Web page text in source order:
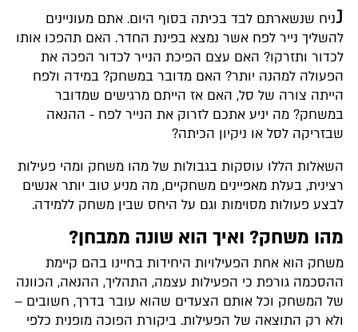
נניח שנשארתם לבד בכיתה בסוף היום. אתם מעוניינים
להשליך נייר לפח אשר נמצא בפינת החדר. האם תהפכו אותו
לכדור ותזרקו? האם עצם הפיכת הנייר לכדור הפכה את
הפעולה למהנה יותר? האם מדובר במשחק? במידה ולפח
הייתה צורה של סל, האם אז הייתם מרגישים שמדובר
במשחק? מה יניע אתכם לזרוק את הנייר לפח - ההנאה
שבזריקה לסל או ניקיון הכיתה?
השאלות הללו עוסקות בגבולות של מהו משחק ומהי פעילות
רצינית, בעלת מאפיינים משחקיים, מה מניע טוב יותר אנשים
לבצע פעולות מסוימות וגם על היחס שבין משחק ללמידה.
מהו משחק? ואיך הוא שונה ממבחן?
משחק הוא אחת הפעילויות היחידות בחיינו בהם קיימת
ההסכמה גורפת כי הפעילות עצמה, התהליך, ההנאה, הכוונה
של המשחק וכל אותם הצעדים שהוא עובר בדרך, חשובים –
ולא רק התוצאה של הפעילות. ביקורת הפוכה מופנית כלפי